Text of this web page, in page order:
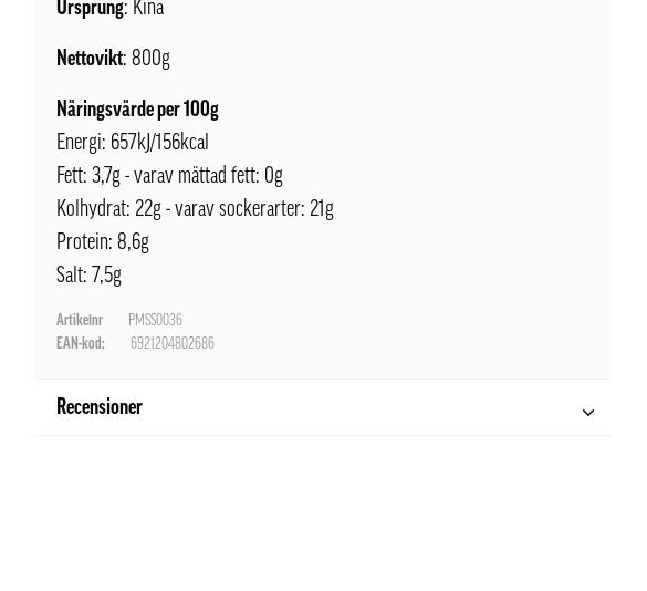
Ursprung: Kina
Nettovikt: 800g
Näringsvärde per 100g
Energi: 657kJ/156kcal
Fett: 3,7g - varav mättad fett: 0g
Kolhydrat: 22g - varav sockerarter: 21g
Protein: 8,6g
Salt: 7,5g
Artikelnr
PMSS0036
EAN-kod:
6921204802686
Recensioner